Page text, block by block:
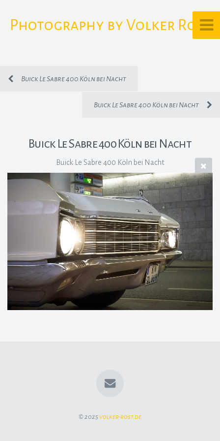
Photography by Volker Rost
Buick Le Sabre 400 Köln bei Nacht
Buick Le Sabre 400 Köln bei Nacht
Buick Le Sabre 400 Köln bei Nacht
Buick Le Sabre 400 Köln bei Nacht
© 2025 volker-rost.de